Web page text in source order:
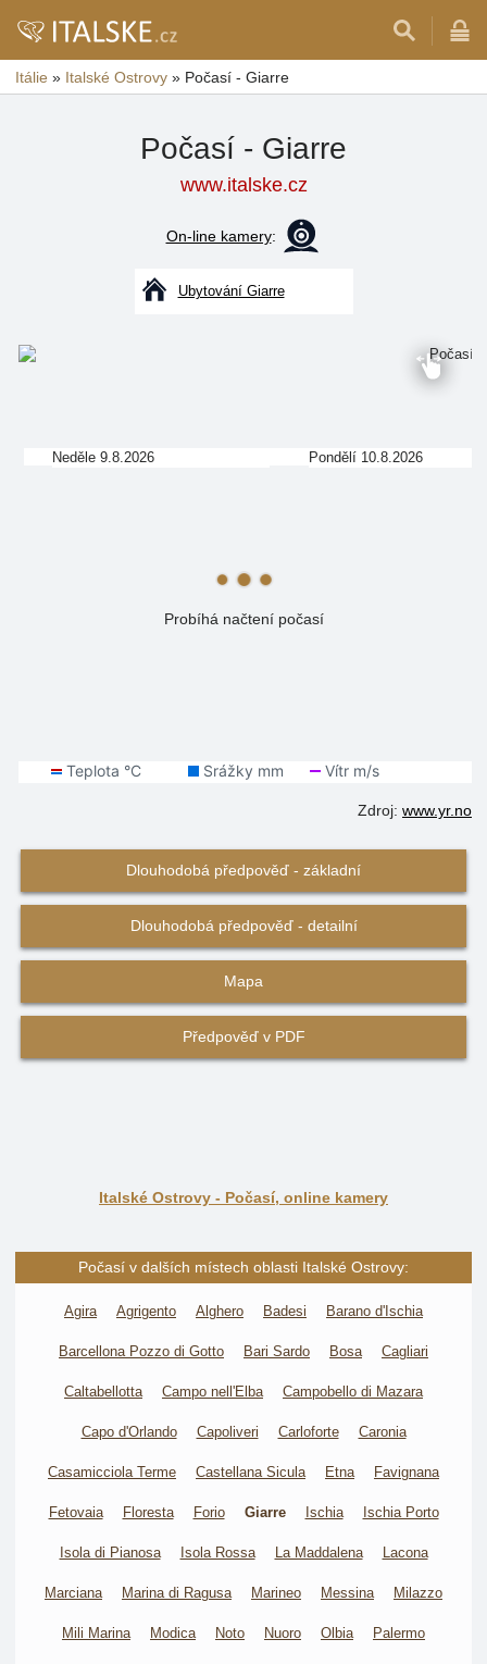
Itálie » Italské Ostrovy » Počasí - Giarre
Počasí - Giarre
www.italske.cz
On-line kamery:
Ubytování Giarre
Probíhá načtení počasí
Neděle 9.8.2026 Pondělí 10.8.2026
Zdroj: www.yr.no
Dlouhodobá předpověď - základní
Dlouhodobá předpověď - detailní
Mapa
Předpověď v PDF
Italské Ostrovy - Počasí, online kamery
Počasí v dalších místech oblasti Italské Ostrovy:
Agira Agrigento Alghero Badesi Barano d'Ischia
Barcellona Pozzo di Gotto Bari Sardo Bosa Cagliari
Caltabellotta Campo nell'Elba Campobello di Mazara
Capo d'Orlando Capoliveri Carloforte Caronia
Casamicciola Terme Castellana Sicula Etna Favignana
Fetovaia Floresta Forio Giarre Ischia Ischia Porto
Isola di Pianosa Isola Rossa La Maddalena Lacona
Marciana Marina di Ragusa Marineo Messina Milazzo
Mili Marina Modica Noto Nuoro Olbia Palermo